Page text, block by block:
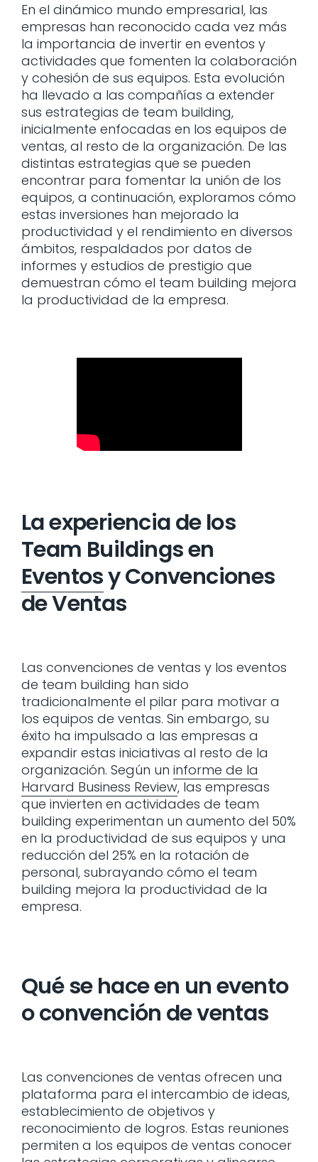
En el dinámico mundo empresarial, las
empresas han reconocido cada vez más
la importancia de invertir en eventos y
actividades que fomenten la colaboración
y cohesión de sus equipos. Esta evolución
ha llevado a las compañías a extender
sus estrategias de team building,
inicialmente enfocadas en los equipos de
ventas, al resto de la organización. De las
distintas estrategias que se pueden
encontrar para fomentar la unión de los
equipos, a continuación, exploramos cómo
estas inversiones han mejorado la
productividad y el rendimiento en diversos
ámbitos, respaldados por datos de
informes y estudios de prestigio que
demuestran cómo el team building mejora
la productividad de la empresa.
La experiencia de los
Team Buildings en
Eventosy Convenciones
de Ventas
Las convenciones de ventas y los eventos
de team building han sido
tradicionalmente el pilar para motivar a
los equipos de ventas. Sin embargo, su
éxito ha impulsado a las empresas a
expandir estas iniciativas al resto de la
organización. Según un informe de la
Harvard Business Review, las empresas
que invierten en actividades de team
building experimentan un aumento del 50%
en la productividad de sus equipos y una
reducción del 25% en la rotación de
personal, subrayando cómo el team
building mejora la productividad de la
empresa.
Qué se hace en un evento
o convención de ventas
Las convenciones de ventas ofrecen una
plataforma para el intercambio de ideas,
establecimiento de objetivos y
reconocimiento de logros. Estas reuniones
permiten a los equipos de ventas conocer